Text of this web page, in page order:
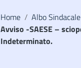
Home / Albo Sindacale
Avviso -SAESE –
Indeterminato.